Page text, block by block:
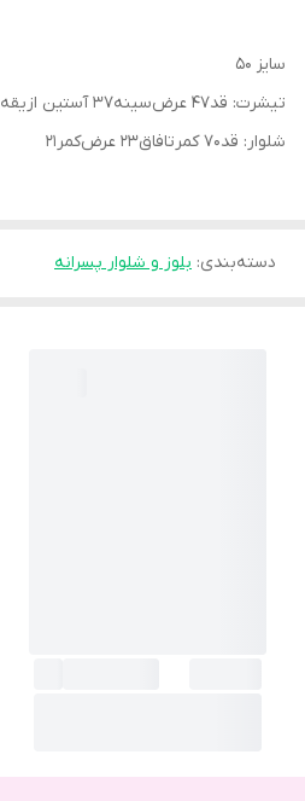
سایز ۵۰
تیشرت: قد۴۷ عرض‌سینه۳۷ آستین ازیقه۴۹
شلوار: قد۷۰ کمرتافاق۲۳ عرض‌کمر۲۱
دسته‌بندی: بلوز و شلوار پسرانه